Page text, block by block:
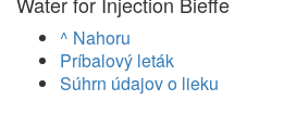
^ Nahoru
Príbalový leták
Súhrn údajov o lieku